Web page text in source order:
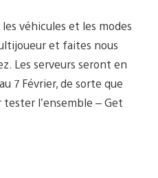
véhicules et les modes
et faites nous
Les serveurs seront en
7 Février, de sorte que
l’ensemble – Get